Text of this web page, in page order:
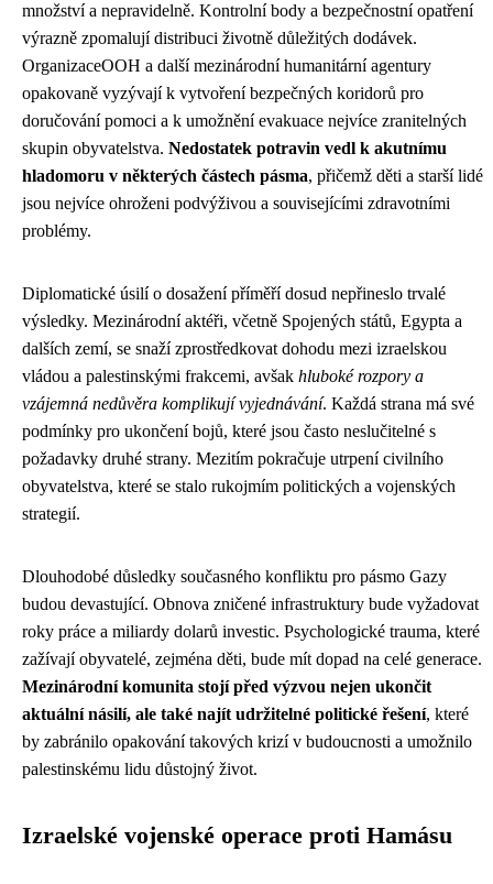
množství a nepravidelně. Kontrolní body a bezpečnostní opatření
výrazně zpomalují distribuci životně důležitých dodávek.
OrganizaceООН a další mezinárodní humanitární agentury
opakovaně vyzývají k vytvoření bezpečných koridorů pro
doručování pomoci a k umožnění evakuace nejvíce zranitelných
skupin obyvatelstva. Nedostatek potravin vedl k akutnímu
hladomoru v některých částech pásma, přičemž děti a starší lidé
jsou nejvíce ohroženi podvýživou a souvisejícími zdravotními
problémy.
Diplomatické úsilí o dosažení příměří dosud nepřineslo trvalé
výsledky. Mezinárodní aktéři, včetně Spojených států, Egypta a
dalších zemí, se snaží zprostředkovat dohodu mezi izraelskou
vládou a palestinskými frakcemi, avšak hluboké rozpory a
vzájemná nedůvěra komplikují vyjednávání. Každá strana má své
podmínky pro ukončení bojů, které jsou často neslučitelné s
požadavky druhé strany. Mezitím pokračuje utrpení civilního
obyvatelstva, které se stalo rukojmím politických a vojenských
strategií.
Dlouhodobé důsledky současného konfliktu pro pásmo Gazy
budou devastující. Obnova zničené infrastruktury bude vyžadovat
roky práce a miliardy dolarů investic. Psychologické trauma, které
zažívají obyvatelé, zejména děti, bude mít dopad na celé generace.
Mezinárodní komunita stojí před výzvou nejen ukončit
aktuální násilí, ale také najít udržitelné politické řešení, které
by zabránilo opakování takových krizí v budoucnosti a umožnilo
palestinskému lidu důstojný život.
Izraelské vojenské operace proti Hamásu